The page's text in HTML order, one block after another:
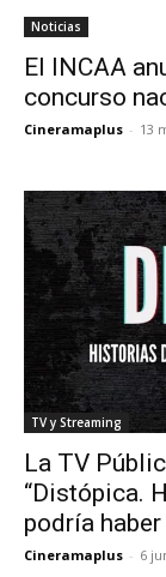
Noticias
El INCAA
concurso
Cineramaplus - 13
TV y Streaming
La TV
“Distópica.
podría haber
Cineramaplus - 6